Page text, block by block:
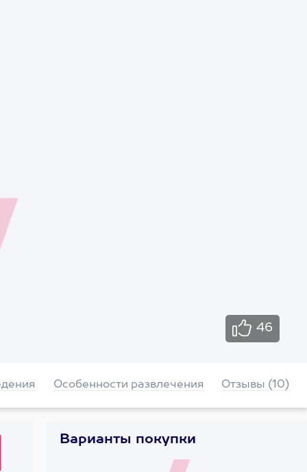
46
Особенности развлечения Отзывы (10)
Варианты покупки